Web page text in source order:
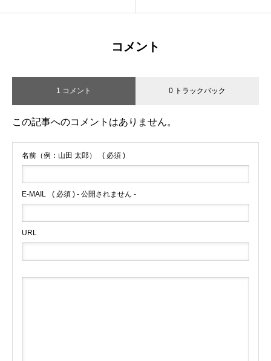
コメント
1 コメント 0 トラックバック
この記事へのコメントはありません。
名前（例：山田 太郎） ( 必須 )
E-MAIL ( 必須 ) - 公開されません -
URL